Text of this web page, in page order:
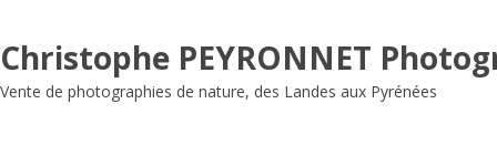
au
contenu
Christophe PEYRONNET
Vente de photographies de nature, des Landes aux Pyrénées